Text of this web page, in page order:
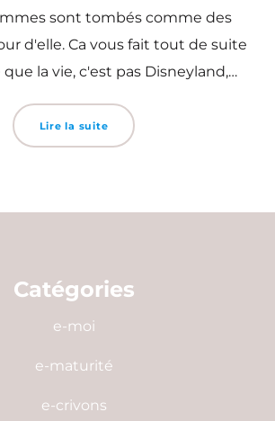
sont tombés comme des
d'elle. Ca vous fait tout de suite
la vie, c'est pas Disneyland,…
Lire la suite
Catégories
e-moi
e-maturité
e-crivons